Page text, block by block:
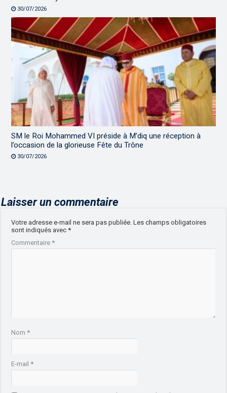
30/07/2026
SM le Roi Mohammed VI préside à M’diq une réception à
l’occasion de la glorieuse Fête du Trône
30/07/2026
Laisser un commentaire
Votre adresse e-mail ne sera pas publiée. Les champs obligatoires
sont indiqués avec*
Commentaire*
Nom*
E-mail*